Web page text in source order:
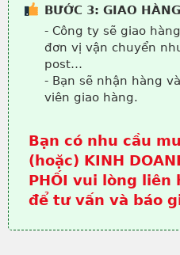
BƯỚC 3: GIAO
- Công ty sẽ giao
đơn vị vận chuyển
post…
- Bạn sẽ nhận hàng
viên giao hàng.
Bạn có nhu cầu
(hoặc) KINH
PHỐI vui lòng liên
để tư vấn và báo